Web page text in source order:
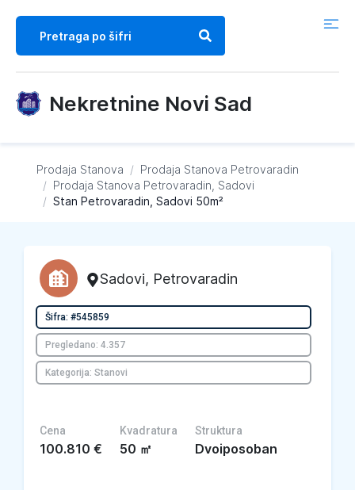
Nekretnine Novi Sad
Prodaja Stanova / Prodaja Stanova Petrovaradin
/ Prodaja Stanova Petrovaradin, Sadovi
/ Stan Petrovaradin, Sadovi 50m²
Sadovi, Petrovaradin
Šifra: #545859
Pregledano: 4.357
Kategorija: Stanovi
Cena
100.810 €
Kvadratura
50 ㎡
Struktura
Dvoiposoban